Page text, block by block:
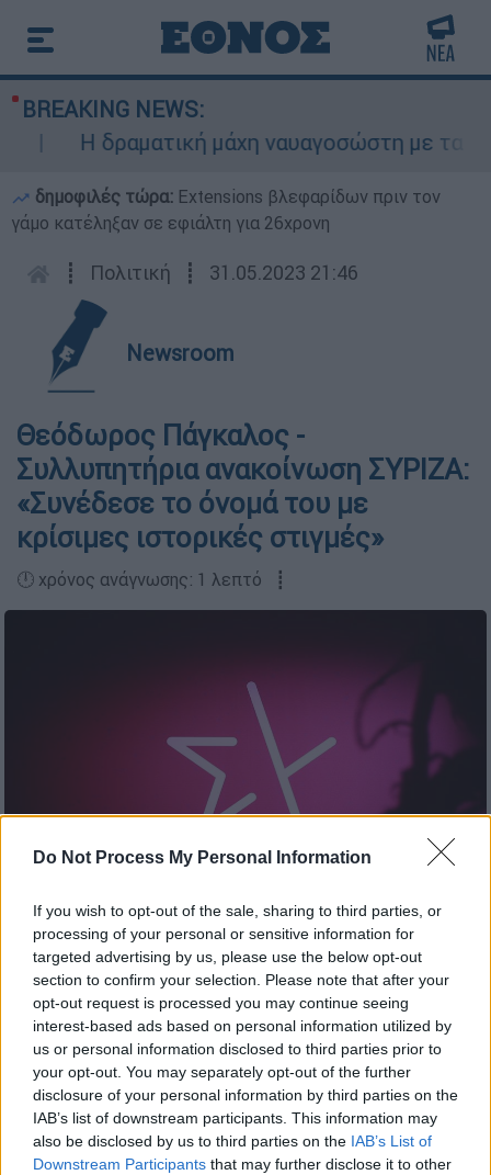
Do Not Process My Personal Information
If you wish to opt-out of the sale, sharing to third parties, or
processing of your personal or sensitive information for
targeted advertising by us, please use the below opt-out
section to confirm your selection. Please note that after your
opt-out request is processed you may continue seeing
interest-based ads based on personal information utilized by
us or personal information disclosed to third parties prior to
your opt-out. You may separately opt-out of the further
disclosure of your personal information by third parties on the
IAB’s list of downstream participants. This information may
also be disclosed by us to third parties on the IAB’s List of
Downstream Participants that may further disclose it to other
BREAKING NEWS:
Η δραματική μάχη ναυαγοσώστη με τα
δημοφιλές τώρα: Extensions βλεφαρίδων πριν τον
γάμο κατέληξαν σε εφιάλτη για 26χρονη
┋ Πολιτική ┋ 31.05.2023 21:46
Newsroom
Θεόδωρος Πάγκαλος -
Συλλυπητήρια ανακοίνωση ΣΥΡΙΖΑ:
«Συνέδεσε το όνομά του με
κρίσιμες ιστορικές στιγμές»
🕛 χρόνος ανάγνωσης: 1 λεπτό ┋
ΒΑΣΙΛΗΣ ΡΕΜΠΑΠΗΣ / EUROKINISSI
Προσθέστε το ΕΘΝΟΣ στη Google
«ΟΘεόδωρος Πάγκαλοςυπήρξε ιστορικό
στέλεχος τουΠΑΣΟΚ, επί χρόνια υπουργός,
που συνέδεσε το όνομά του με κρίσιμες
ιστορικές στιγμές», αναφέρει σε
συλλυπητήρια ανακοίνωσή του οΣΥΡΙΖΑ-ΠΣ